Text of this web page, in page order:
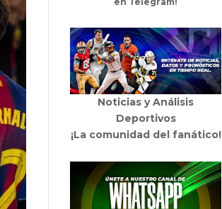
Noticias y Análisis
Deportivos
¡La comunidad del fanático!